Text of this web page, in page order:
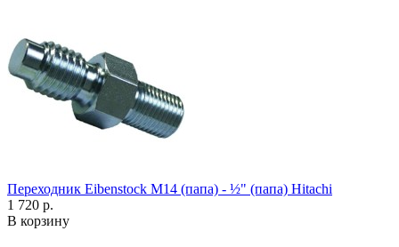
Переходник Eibenstock M14 (папа) - ½" (папа) Hitachi
1 720 р.
В корзину